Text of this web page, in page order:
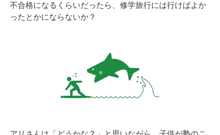
不合格になるくらいだったら、修学旅行には行けばよか
ったとかにならないか？